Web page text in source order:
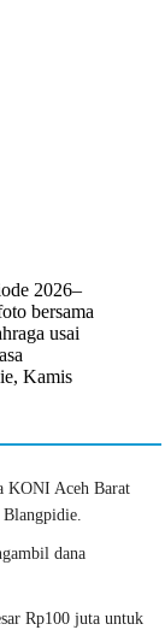
2026–
bersama
usai
Kamis
KONI Aceh Barat
dana
Rp100 juta untuk